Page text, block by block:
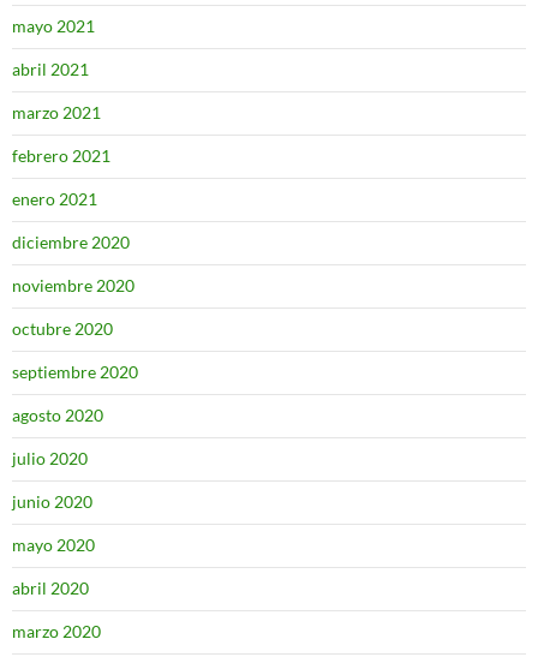
mayo 2021
abril 2021
marzo 2021
febrero 2021
enero 2021
diciembre 2020
noviembre 2020
octubre 2020
septiembre 2020
agosto 2020
julio 2020
junio 2020
mayo 2020
abril 2020
marzo 2020